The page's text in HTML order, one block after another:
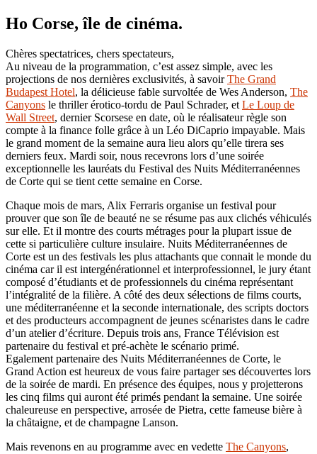
Ho Corse, île de cinéma.
Chères spectatrices, chers spectateurs,
Au niveau de la programmation, c’est assez simple, avec les
projections de nos dernières exclusivités, à savoirThe Grand
Budapest Hotel, la délicieuse fable survoltée de Wes Anderson, The
Canyons le thriller érotico-tordu de Paul Schrader, et Le Loup de
Wall Street, dernier Scorsese en date, où le réalisateur règle son
compte à la finance folle grâce à un Léo DiCaprio impayable. Mais
le grand moment de la semaine aura lieu alors qu’elle tirera ses
derniers feux. Mardi soir, nous recevrons lors d’une soirée
exceptionnelle les lauréats du Festival des Nuits Méditerranéennes
de Corte qui se tient cette semaine en Corse.
Chaque mois de mars, Alix Ferraris organise un festival pour
prouver que son île de beauté ne se résume pas aux clichés véhiculés
sur elle. Et il montre des courts métrages pour la plupart issue de
cette si particulière culture insulaire. Nuits Méditerranéennes de
Corte est un des festivals les plus attachants que connait le monde du
cinéma car il est intergénérationnel et interprofessionnel, le jury étant
composé d’étudiants et de professionnels du cinéma représentant
l’intégralité de la filière. A côté des deux sélections de films courts,
une méditerranéenne et la seconde internationale, des scripts doctors
et des producteurs accompagnent de jeunes scénaristes dans le cadre
d’un atelier d’écriture. Depuis trois ans, France Télévision est
partenaire du festival et pré-achète le scénario primé.
Egalement partenaire des Nuits Méditerranéennes de Corte, le
Grand Action est heureux de vous faire partager ses découvertes lors
de la soirée de mardi. En présence des équipes, nous y projetterons
les cinq films qui auront été primés pendant la semaine. Une soirée
chaleureuse en perspective, arrosée de Pietra, cette fameuse bière à
la châtaigne, et de champagne Lanson.
Mais revenons en au programme avec en vedette The Canyons,